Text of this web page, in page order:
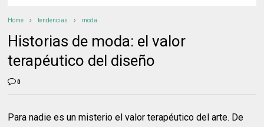
Home tendencias moda
Historias de moda: el valor
terapéutico del diseño
0
Para nadie es un misterio el valor terapéutico del arte. De